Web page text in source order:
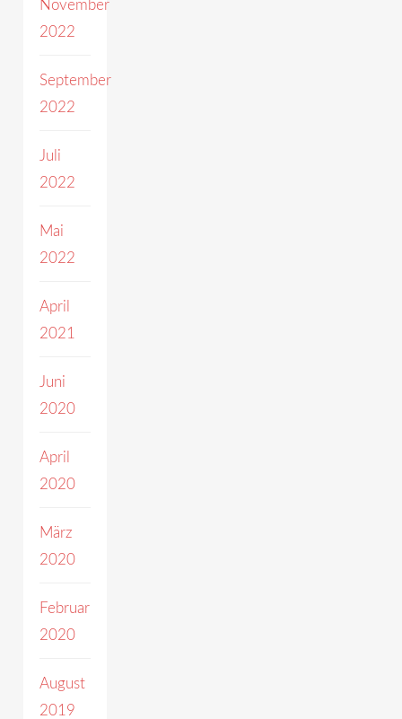
November
2022
September
2022
Juli
2022
Mai
2022
April
2021
Juni
2020
April
2020
März
2020
Februar
2020
August
2019